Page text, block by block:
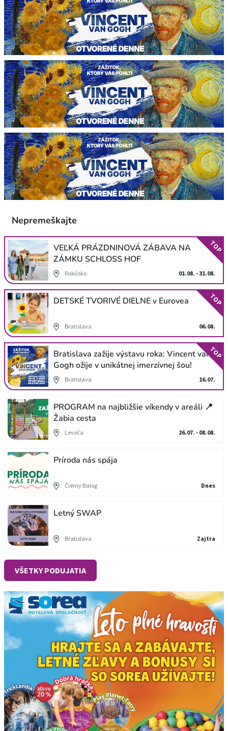
Nepremeškajte
VEĽKÁ PRÁZDNINOVÁ ZÁBAVA NA
ZÁMKU SCHLOSS HOF
Rakúsko 01.08. - 31.08.
TOP
DETSKÉ TVORIVÉ DIELNE v Eurovea
Bratislava 06.08.
TOP
Bratislava zažije výstavu roka: Vincent van
Gogh ožije v unikátnej imerzívnej šou!
Bratislava 16.07.
TOP
PROGRAM na najbližšie víkendy v areáli 📍
Žabia cesta
Levoča 26.07. - 08.08.
Príroda nás spája
Čierny Balog Dnes
Letný SWAP
Bratislava Zajtra
VŠETKY PODUJATIA